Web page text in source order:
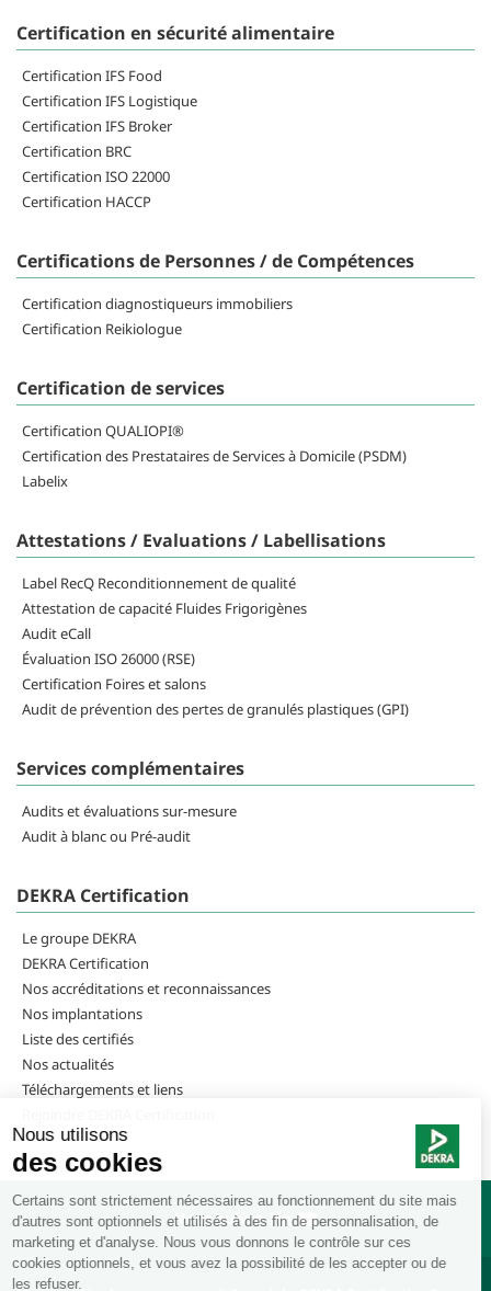
Certification en sécurité alimentaire
Certification IFS Food
Certification IFS Logistique
Certification IFS Broker
Certification BRC
Certification ISO 22000
Certification HACCP
Certifications de Personnes / de Compétences
Certification diagnostiqueurs immobiliers
Certification Reikiologue
Certification de services
Certification QUALIOPI®
Certification des Prestataires de Services à Domicile (PSDM)
Labelix
Attestations / Evaluations / Labellisations
Label RecQ Reconditionnement de qualité
Attestation de capacité Fluides Frigorigènes
Audit eCall
Évaluation ISO 26000 (RSE)
Certification Foires et salons
Audit de prévention des pertes de granulés plastiques (GPI)
Services complémentaires
Audits et évaluations sur-mesure
Audit à blanc ou Pré-audit
DEKRA Certification
Le groupe DEKRA
DEKRA Certification
Nos accréditations et reconnaissances
Nos implantations
Liste des certifiés
Nos actualités
Téléchargements et liens
Nous suivre |